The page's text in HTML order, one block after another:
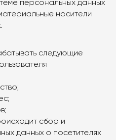
персональных данных
носители
следующие
сбор и
данных о посетителях